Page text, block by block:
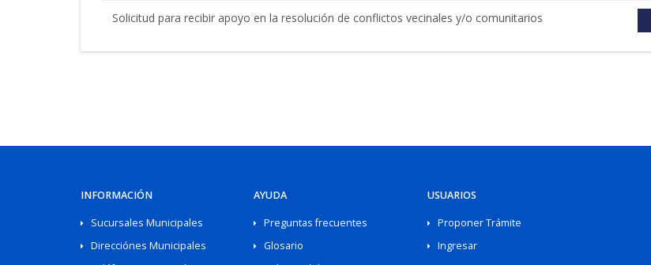
Solicitud para recibir apoyo en la resolución de conflictos vecinales y/o comunitarios
INFORMACIÓN
Sucursales Municipales
Direcciónes Municipales
AYUDA
Preguntas frecuentes
Glosario
USUARIOS
Proponer Trámite
Ingresar